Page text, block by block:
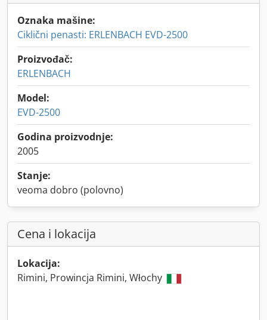
Oznaka mašine:
Ciklični penasti: ERLENBACH EVD-2500
Proizvođač:
ERLENBACH
Model:
EVD-2500
Godina proizvodnje:
2005
Stanje:
veoma dobro (polovno)
Cena i lokacija
Lokacija:
Rimini, Prowincja Rimini, Włochy